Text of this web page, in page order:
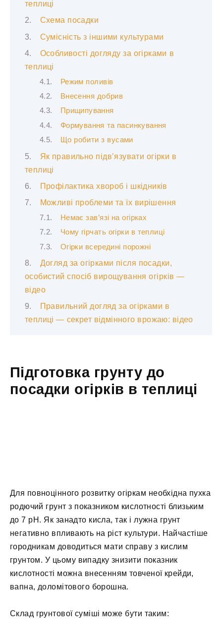
теплиці
Схема посадки
Сумісність з іншими культурами
Особливості догляду за огірками в
теплиці
Режим поливів
Внесення добрив
Прищипування
Формування та пасинкування
Що робити з вусами
Як правильно підв’язувати огірки в
теплиці
Профілактика хвороб і шкідників
Можливі проблеми та їх вирішення
Немає зав’язі на огірках
Чому гірчать огірки в теплиці
Огірки всередині порожні
Догляд за огірками після посадки,
особистий спосіб вирощування огірків —
відео
Правильний догляд за огірками в
теплиці — секрет відмінного врожаю: відео
Підготовка грунту до
посадки огірків в теплиці
Для повноцінного розвитку огіркам необхідна пухка
родючий грунт з показником кислотності близьким
до 7 pH. Як занадто кисла, так і лужна грунт
негативно впливають на ріст культури. Найчастіше
городникам доводиться мати справу з кислим
грунтом. У цьому випадку знизити показник
кислотності можна внесенням товченої крейди,
вапна, доломітового борошна.
Склад грунтової суміші може бути таким: